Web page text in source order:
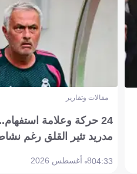
مقالات وتقارير
24 حركة وعلامة
مدريد تثير القلق رغم
04:338 أغسطس 2026